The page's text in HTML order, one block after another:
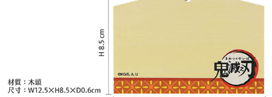
✈️ 海外配送 查看运费